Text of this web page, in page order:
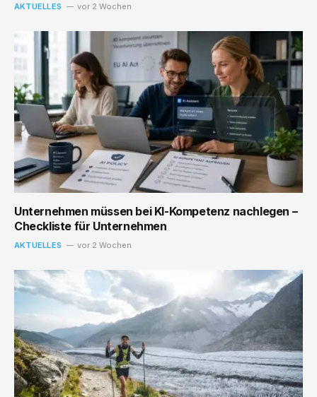
AKTUELLES vor 2 Wochen
Unternehmen müssen bei KI-Kompetenz nachlegen –
Checkliste für Unternehmen
AKTUELLES vor 2 Wochen